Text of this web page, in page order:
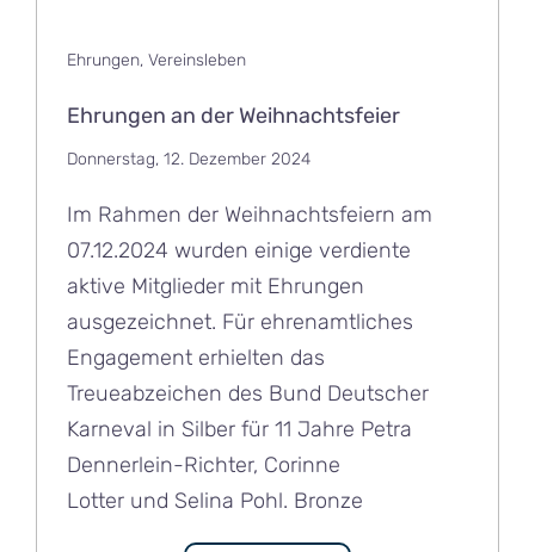
Ehrungen, Vereinsleben
Ehrungen an der Weihnachtsfeier
Donnerstag, 12. Dezember 2024
Im Rahmen der Weihnachtsfeiern am
07.12.2024 wurden einige verdiente
aktive Mitglieder mit Ehrungen
ausgezeichnet. Für ehrenamtliches
Engagement erhielten das
Treueabzeichen des Bund Deutscher
Karneval in Silber für 11 Jahre Petra
Dennerlein-Richter, Corinne
Lotter und Selina Pohl. Bronze